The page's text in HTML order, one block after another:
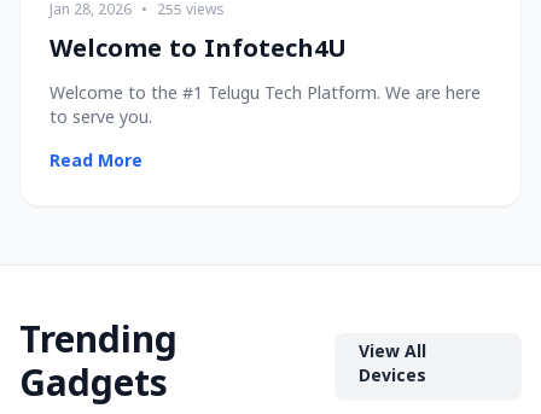
Jan 28, 2026 • 255 views
Welcome to Infotech4U
Welcome to the #1 Telugu Tech Platform. We are here
to serve you.
Read More
Trending
Gadgets
View All
Devices